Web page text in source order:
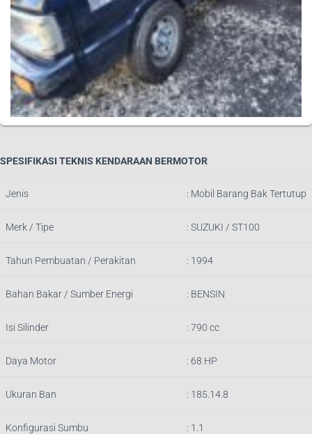
SPESIFIKASI TEKNIS KENDARAAN BERMOTOR
Jenis : Mobil Barang Bak Tertutup
Merk / Tipe : SUZUKI / ST100
Tahun Pembuatan / Perakitan : 1994
Bahan Bakar / Sumber Energi : BENSIN
Isi Silinder : 790 cc
Daya Motor : 68 HP
Ukuran Ban : 185.14.8
Konfigurasi Sumbu : 1.1